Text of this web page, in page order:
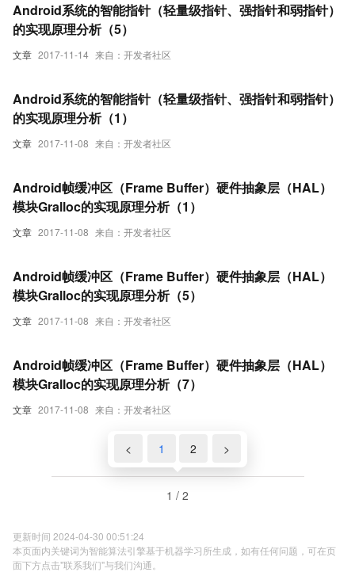
文章 2017-11-14 来自：开发者社区
Android系统的智能指针（轻量级指针、强指针和弱指针）
的实现原理分析（5）
文章 2017-11-08 来自：开发者社区
Android系统的智能指针（轻量级指针、强指针和弱指针）
的实现原理分析（1）
文章 2017-11-08 来自：开发者社区
Android帧缓冲区（Frame Buffer）硬件抽象层（HAL）
模块Gralloc的实现原理分析（1）
文章 2017-11-08 来自：开发者社区
Android帧缓冲区（Frame Buffer）硬件抽象层（HAL）
模块Gralloc的实现原理分析（5）
文章 2017-11-08 来自：开发者社区
Android帧缓冲区（Frame Buffer）硬件抽象层（HAL）
模块Gralloc的实现原理分析（7）
< 1 2 >
1 / 2
更新时间 2024-04-30 00:51:24
本页面内关键词为智能算法引擎基于机器学习所生成，如有任何问题，可在页
面下方点击"联系我们"与我们沟通。